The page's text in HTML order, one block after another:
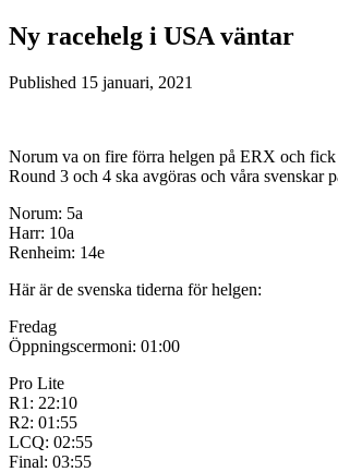
Ny racehelg i USA väntar
Published 15 januari, 2021
Norum va on fire förra helgen på ERX och
Round 3 och 4 ska avgöras och våra svenskar
Norum: 5a
Harr: 10a
Renheim: 14e
Här är de svenska tiderna för helgen:
Fredag
Öppningscermoni: 01:00
Pro Lite
R1: 22:10
R2: 01:55
LCQ: 02:55
Final: 03:55